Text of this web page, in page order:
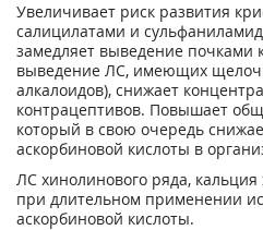
Увеличивает риск развития
салицилатами и
замедляет выведение почками
выведение ЛС, имеющих
алкалоидов), снижает
контрацептивов. Повышает
который в свою очередь
аскорбиновой кислоты в
ЛС хинолинового ряда,
при длительном применении
аскорбиновой кислоты.